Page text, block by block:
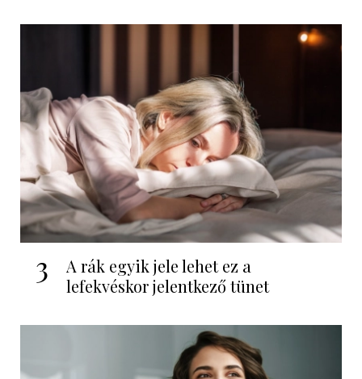
3
A rák egyik jele lehet ez a
lefekvéskor jelentkező tünet